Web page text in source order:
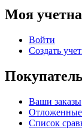
Моя
Войти
Создать
Ваши заказы
Отложенные
Список